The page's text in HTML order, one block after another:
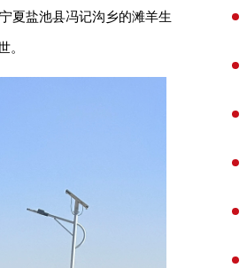
夏盐池县冯记沟乡的滩羊生
。